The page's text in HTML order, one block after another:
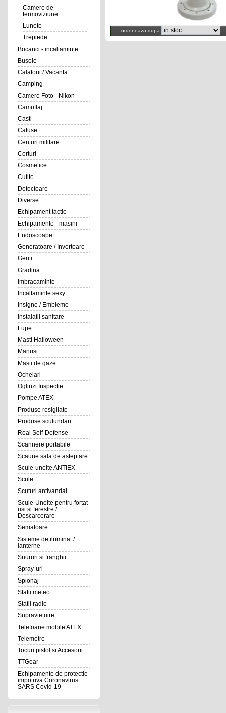
Camere de
termoviziune
Lunete
Trepiede
Bocanci - incaltaminte
Busole
Calatorii / Vacanta
Camping
Camere Foto - Nikon
Camuflaj
Casti
Catuse
Centuri militare
Corturi
Cosmetice
Cutite
Detectoare
Diverse
Echipament tactic
Echipamente - masini
Endoscoape
Generatoare / Invertoare
Genti
Gradina
Imbracaminte
Incaltaminte sexy
Insigne / Embleme
Instalatii sanitare
Lupe
Masti Halloween
Manusi
Masti de gaze
Ochelari
Oglinzi Inspectie
Pompe ATEX
Produse resigilate
Produse scufundari
Real Self-Defense
Scannere portabile
Scaune sala de asteptare
Scule-unelte ANTIEX
Scule
Scuturi antivandal
Scule-Unelte pentru fortat
usi si ferestre /
Descarcerare
Semafoare
Sisteme de iluminat /
lanterne
Snururi si franghii
Spray-uri
Spionaj
Statii meteo
Statii radio
Supravietuire
Telefoane mobile ATEX
Telemetre
Tocuri pistol si Accesorii
TTGear
Echipamente de protectie
impotriva Coronavirus
SARS Covid-19
ordoneaza dupa